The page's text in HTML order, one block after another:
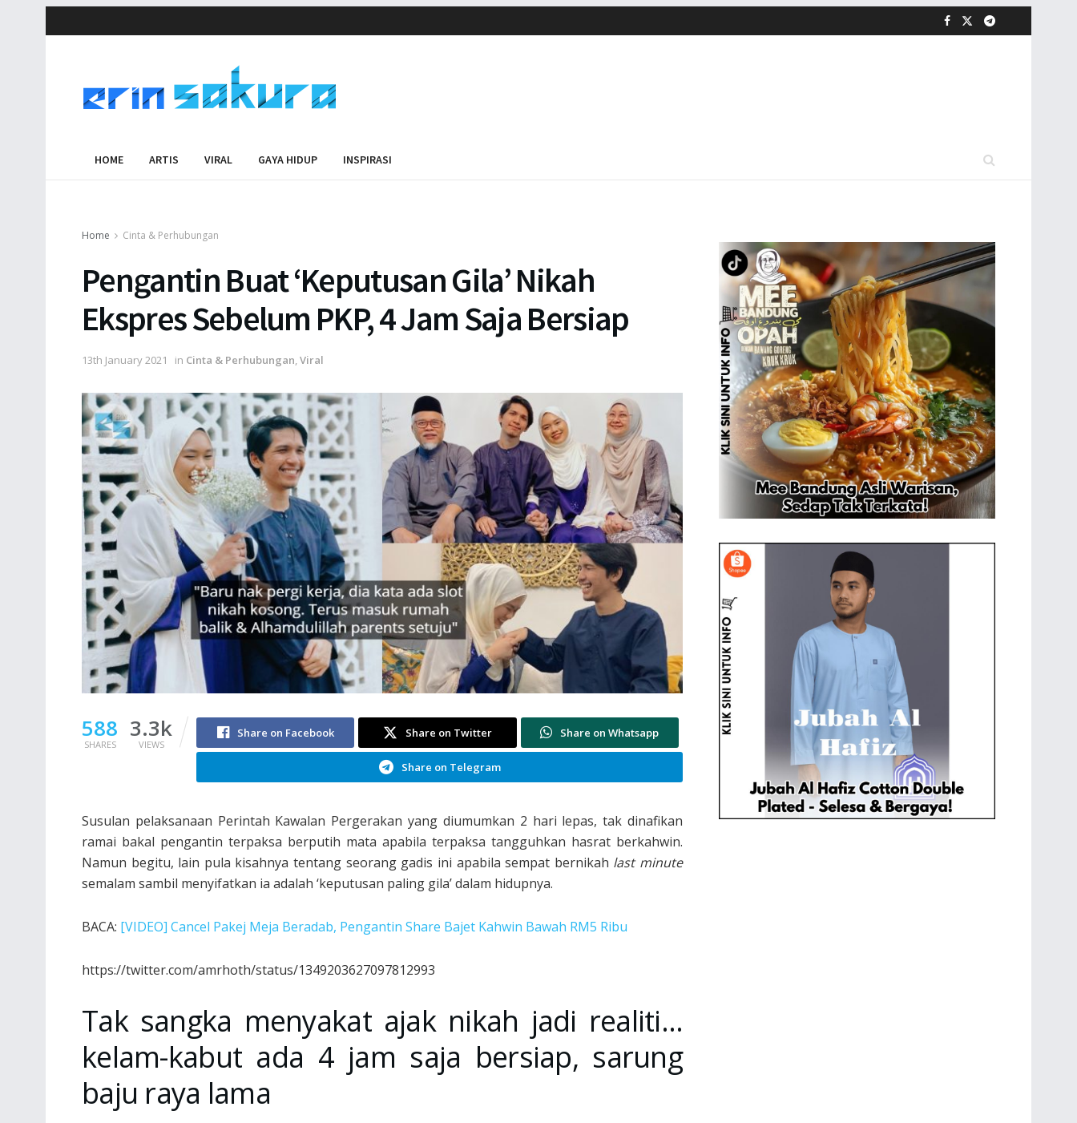
HOME ARTIS VIRAL GAYA HIDUP INSPIRASI
Home Cinta & Perhubungan
Pengantin Buat ‘Keputusan Gila’ Nikah
Ekspres Sebelum PKP, 4 Jam Saja Bersiap
13th January 2021 in Cinta & Perhubungan,Viral
588
SHARES
3.3k
VIEWS
Share on Facebook Share on Twitter Share on Whatsapp
Share on Telegram
Susulan pelaksanaan Perintah Kawalan Pergerakan yang diumumkan 2 hari lepas, tak dinafikan
ramai bakal pengantin terpaksa berputih mata apabila terpaksa tangguhkan hasrat berkahwin.
Namun begitu, lain pula kisahnya tentang seorang gadis ini apabila sempat bernikah last minute
semalam sambil menyifatkan ia adalah ‘keputusan paling gila’ dalam hidupnya.
BACA: [VIDEO] Cancel Pakej Meja Beradab, Pengantin Share Bajet Kahwin Bawah RM5 Ribu
https://twitter.com/amrhoth/status/1349203627097812993
Tak sangka menyakat ajak nikah jadi realiti…
kelam-kabut ada 4 jam saja bersiap, sarung
baju raya lama